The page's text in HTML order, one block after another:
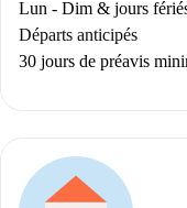
Lun - Dim & jours
Départs anticipés
30 jours de préavis